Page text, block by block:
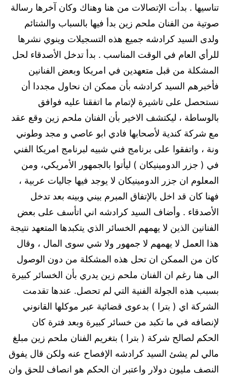
تناسيها . بدأت الإتصالات من هنا وهناك وكان آخرها رسالة
صوتية من الفنان ملحم زين بدأ فيها بالسباب والشتائم
ولدى السيد كرادشه جميع هذه التسجيلات وينوي نشرها
للرأي العام في الوقت المناسب . بدأ تدخل الأصدقاء لحل
المشكلة من قبل متعهدين في امريكا وبعض الفنانين
فأخبرهم السيد كرادشه بأن ممكن ان نحاول مجددا أن
نستحصل على تاشيرة لإتمام ما اتفقنا عليه فوافق
بالوساطة ، ليكتشف الاخير بأن الفنان ملحم زين وقع عقد
مع شركة كندية لأصحابها فادي ابو عاصي و مجد وطوني
ونة ، واتفقوا على برنامج فني شبيه لبرنامج امريكا الفني
في ( جزر الدومينيكان ) ليأتوا بالجمهور الأمريكي، ومن
المعلوم ان جزر الدومينيكان لا يوجد فيها جاليات عربية ،
فهنا كان قد اخل بالإتفاق المبرم بيني وبينه بعد تدخل
الأصدقاء . وأضاف السيد كرادشه اني اتأسف على بعض
الفنانين الذين لا يهمهم الخسائر الذي يتكبدها المتعهد نتيجة
هذا العمل لا يهمهم لا جمهور ولا شي سوى المال ، وقال
كان من الممكن ان تحل هذه المشكلة من دون الوصول
الى هنا رغم ان الفنان ملحم زين يدري بأن الخسائر كبيرة
بسبب هذه الجولة الفنية التي لم تحصل. عندها تقدمت
الشركة اي ( بترا ) بدعوى قضائية عبر موكلها القانوني
لإنصافه في ما تكبد من خسائر كبيرة وبعد فترة كان
الحكم لصالح شركة ( بترا ) بتغريم الفنان ملحم زين مبلغ
مالي لم يشئ السيد كرادشه الإفصاح عنه ولكن قال يفوق
النصف مليون دولار واعتبر ان الحكم هو انصاف للحق وان